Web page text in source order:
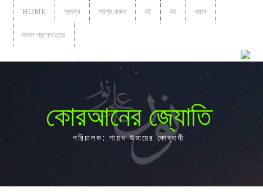
HOME প্রবন্ধ প্রশ্ন করুন বই বই বয়ান
সকল প্রশ্নোত্তর
কোরআনের জ্যোতি
পরিচালক: শায়খ উমায়ের কোব্বাদী